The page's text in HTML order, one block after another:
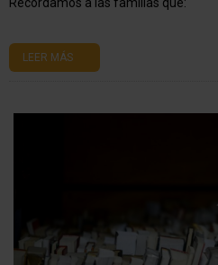
LEER MÁS